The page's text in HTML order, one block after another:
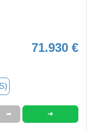
71.930 €
➦ ➜